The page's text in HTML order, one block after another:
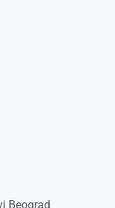
Beograd